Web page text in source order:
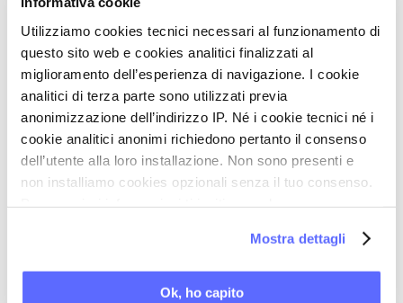
Utilizziamo cookies tecnici necessari al funzionamento di
questo sito web e cookies analitici finalizzati al
miglioramento dell’esperienza di navigazione. I cookie
analitici di terza parte sono utilizzati previa
anonimizzazione dell’indirizzo IP. Né i cookie tecnici né i
cookie analitici anonimi richiedono pertanto il consenso
dell’utente alla loro installazione. Non sono presenti e
non installiamo cookies opzionali senza il tuo consenso.
Mostra dettagli
Ok, ho capito
Malattia infiammatoria pelvica -Malattia mentale -
Malattie autoimmuni
Malattie genetiche
Malattie metaboliche
-
Malattie neurologiche -Malattie reumatiche -
Malattie sessualmente trasmesse -Male -Malformazioni
Malinconia -Martirio -Mascherina e distanziamento sociale
Massaggio - Mastectomia profilattica bilaterale -Mastociti
-Medicina di genere
Medicina tradizionale cinese